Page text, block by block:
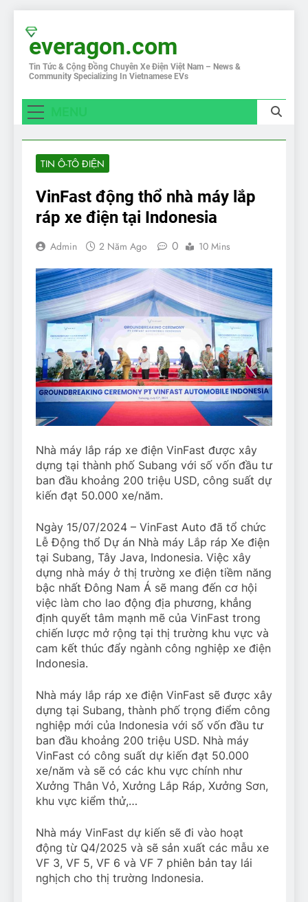
content
everagon.com
Tin Tức & Cộng Đồng Chuyên Xe Điện Việt Nam – News &
Community Specializing In Vietnamese EVs
TIN Ô-TÔ ĐIỆN
VinFast động thổ nhà máy lắp
ráp xe điện tại Indonesia
Admin 2 Năm Ago 0 10 Mins
Nhà máy lắp ráp xe điện VinFast được xây
dựng tại thành phố Subang với số vốn đầu tư
ban đầu khoảng 200 triệu USD, công suất dự
kiến đạt 50.000 xe/năm.
Ngày 15/07/2024 – VinFast Auto đã tổ chức
Lễ Động thổ Dự án Nhà máy Lắp ráp Xe điện
tại Subang, Tây Java, Indonesia. Việc xây
dựng nhà máy ở thị trường xe điện tiềm năng
bậc nhất Đông Nam Á sẽ mang đến cơ hội
việc làm cho lao động địa phương, khẳng
định quyết tâm mạnh mẽ của VinFast trong
chiến lược mở rộng tại thị trường khu vực và
cam kết thúc đẩy ngành công nghiệp xe điện
Indonesia.
Nhà máy lắp ráp xe điện VinFast sẽ được xây
dựng tại Subang, thành phố trọng điểm công
nghiệp mới của Indonesia với số vốn đầu tư
ban đầu khoảng 200 triệu USD. Nhà máy
VinFast có công suất dự kiến đạt 50.000
xe/năm và sẽ có các khu vực chính như
Xưởng Thân Vỏ, Xưởng Lắp Ráp, Xưởng Sơn,
khu vực kiểm thử,…
Nhà máy VinFast dự kiến sẽ đi vào hoạt
động từ Q4/2025 và sẽ sản xuất các mẫu xe
VF 3, VF 5, VF 6 và VF 7 phiên bản tay lái
nghịch cho thị trường Indonesia.